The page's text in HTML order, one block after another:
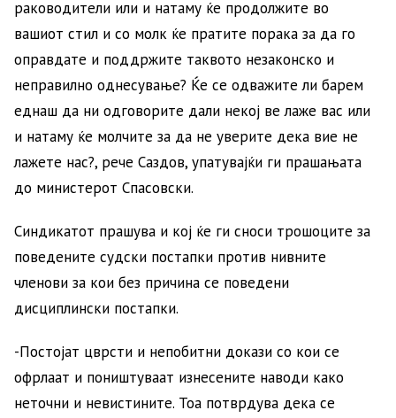
раководители или и натаму ќе продолжите во
вашиот стил и со молк ќе пратите порака за да го
оправдате и поддржите таквото незаконско и
неправилно однесување? Ќе се одважите ли барем
еднаш да ни одговорите дали некој ве лаже вас или
и натаму ќе молчите за да не уверите дека вие не
лажете нас?, рече Саздов, упатувајќи ги прашањата
до министерот Спасовски.
Синдикатот прашува и кој ќе ги сноси трошоците за
поведените судски постапки против нивните
членови за кои без причина се поведени
дисциплински постапки.
-Постојат цврсти и непобитни докази со кои се
офрлаат и поништуваат изнесените наводи како
неточни и невистините. Тоа потврдува дека се